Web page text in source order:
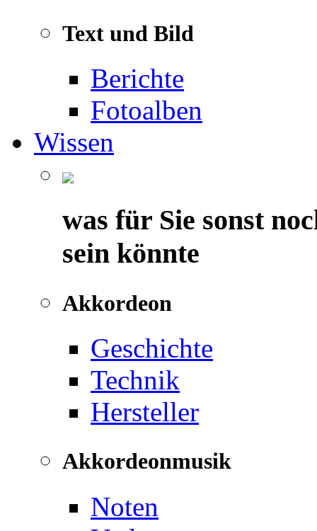
Text und Bild
Berichte
Fotoalben
Wissen
was für Sie sonst
sein könnte
Akkordeon
Geschichte
Technik
Hersteller
Akkordeonmusik
Noten